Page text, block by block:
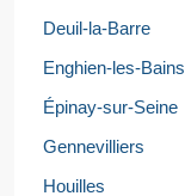
Deuil-la-Barre
Enghien-les-Bains
Épinay-sur-Seine
Gennevilliers
Houilles